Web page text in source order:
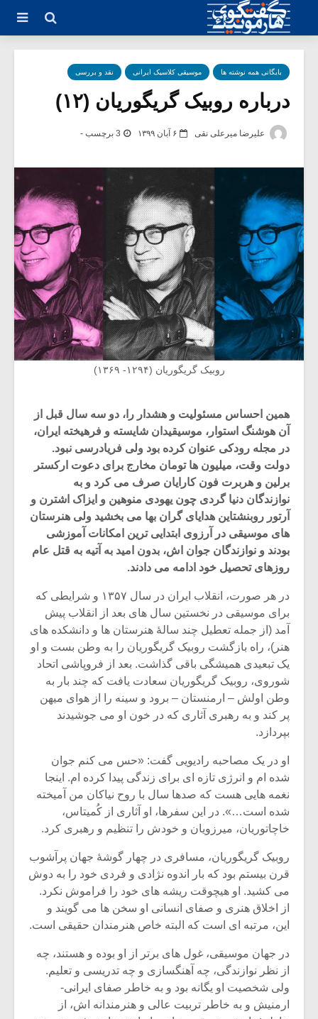
بایگانی همه نوشته ها موسیقی کلاسیک ایرانی نقد و بررسی
درباره روبیک گریگوریان (۱۲)
علیرضا میرعلی نقی ۶ آبان ۱۳۹۹ 3 برچسب -
روبیک گریگوریان (۱۲۹۴- ۱۳۶۹)
همین احساس مسئولیت و هشدار را،‌ دو سه سال قبل از
آن هوشنگ استوار، موسیقیدان شایسته و فرهیخته ایران،
در مجله رودکی عنوان کرده بود ولی فریادرسی نبود.
دولت وقت، میلیون ها تومان مخارج برای دعوت ارکستر
برلین و هربرت فون کارایان صرف می کرد و به
نوازندگان دنیا گردی چون یهودی منوهین و ایزاک اشترن و
آرتور روبنشتاین هدایای گران بها می بخشید ولی هنرستان
های موسیقی در آرزوی ابتدایی ترین امکانات آموزشی
بودند و نوازندگان جوان اش، بدون امید به آتیه به قتل عام
روزهای تحصیل خود ادامه می دادند.
در هر صورت، انقلاب ایران در سال ۱۳۵۷ و شرایطی که
برای موسیقی در نخستین سال های بعد از انقلاب پیش
آمد (از جمله تعطیل چند سالۀ هنرستان ها و دانشکده های
هنر)، راه بازگشت روبیک گریگوریان را به وطن بست و او
یک تبعیدی همیشگی باقی گذاشت. بعد از فروپاشی اتحاد
شوروی، روبیک گریگوریان سعادت یافت که چند بار به
وطن اولش – ارمنستان – برود و سینه را از هوای میهن
پر کند و به رهبری آثاری که در خون او می جوشیدند
بپردازد.
او در یک مصاحبه رادیویی گفت: «حس می کنم جوان
شده ام و انرژی تازه ای برای زندگی پیدا کرده ام. اینجا
نغمه هایی هست که صدها سال با روح نیاکان من آمیخته
شده است…». در این سفرها، او آثاری از کُمیتاس،
خاچاتوریان، میرزویان و خودش را تنظیم و رهبری کرد.
روبیک گریگوریان، مسافری در چهار گوشۀ جهان پرآشوب
قرن بیستم بود که بار اندوه نژادی و فردی خود را به دوش
می کشید. او هیچوقت ریشه های خود را فراموش نکرد.
از اخلاق هنری و صفای انسانی او سخن ها می گویند و
این، مرتبه ای است که البته خاص هنرمندان حقیقی است.
در جهان موسیقی، غول های برتر از او بوده و هستند، چه
از نظر نوازندگی، چه آهنگسازی و چه تدریسی و تعلیم.
ولی شخصیت او یگانه بود و به خاطر صفای ایرانی-
ارمنیش و به خاطر تربیت عالی و هنرمندانه اش، از
میکلوش روژا
یادداشتی بر موسیقی
شیش و نیم»
اگر نمی توانی
مشهورترین باشی،
موریس ژار
دوره
موسیقی